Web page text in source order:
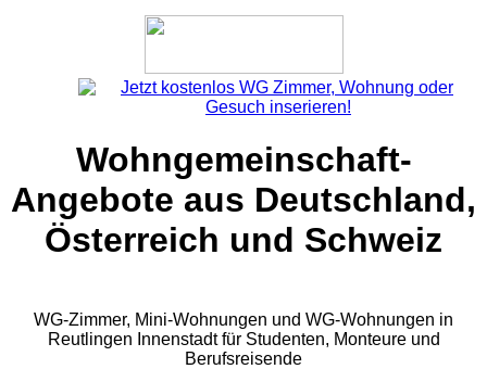
Wohngemeinschaft-
Angebote aus Deutschland,
Österreich und Schweiz
WG-Zimmer, Mini-Wohnungen und WG-Wohnungen in
Reutlingen Innenstadt für Studenten, Monteure und
Berufsreisende